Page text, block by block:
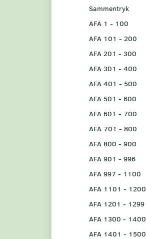
Sammentryk
AFA 1 - 100
AFA 101 - 200
AFA 201 - 300
AFA 301 - 400
AFA 401 - 500
AFA 501 - 600
AFA 601 - 700
AFA 701 - 800
AFA 800 - 900
AFA 901 - 996
AFA 997 - 1100
AFA 1101 - 1200
AFA 1201 - 1299
AFA 1300 - 1400
AFA 1401 - 1500